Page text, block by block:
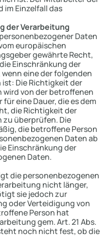
im Einzelfall das
der Verarbeitung
Daten
europäischen
gewährte Recht,
Einschränkung der
eine der folgenden
Die Richtigkeit der
wird von der betroffenen
eine Dauer, die es dem
die Richtigkeit der
zu überprüfen. Die
die betroffene Person
Daten ab
Einschränkung der
Daten.
die personenbezogenen
nicht länger,
sie jedoch zur
oder Verteidigung von
Person hat
gem. Art. 21 Abs.
noch nicht fest, ob die